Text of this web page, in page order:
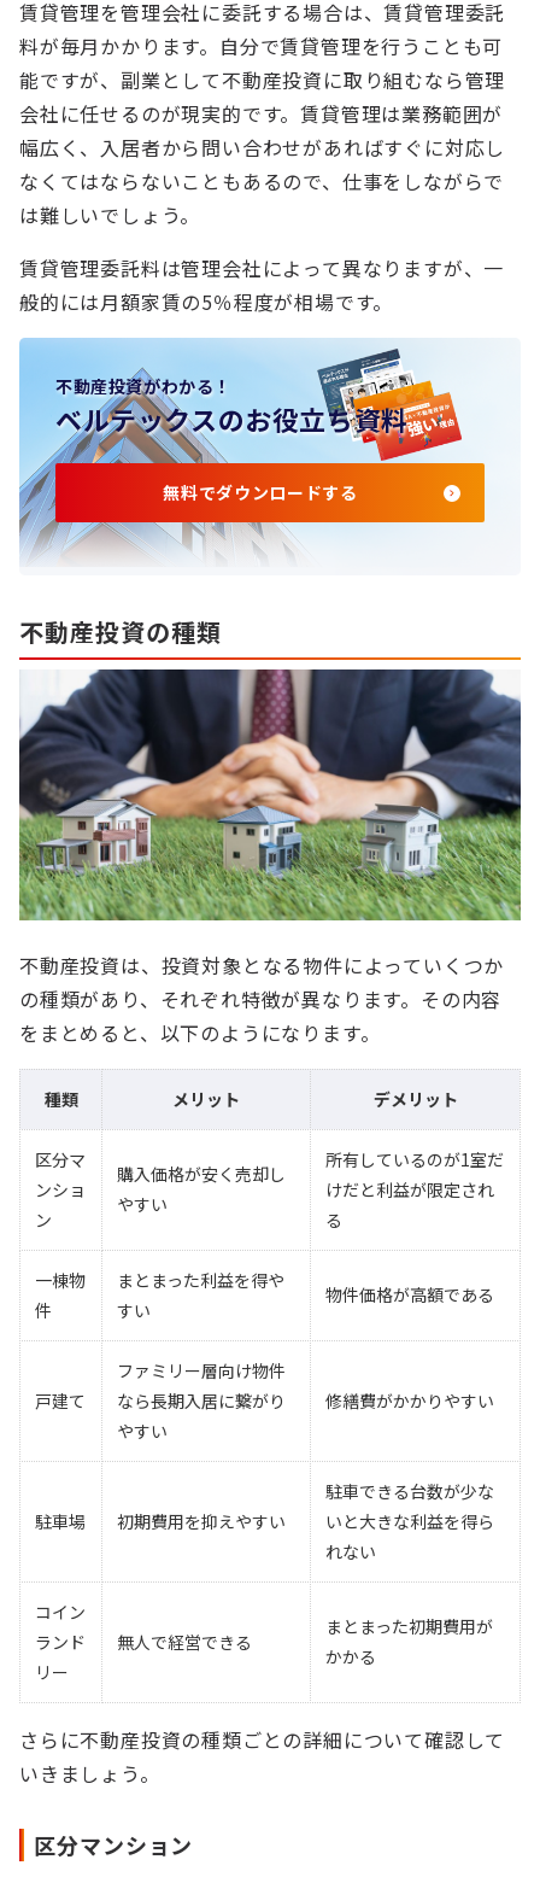
賃貸管理を管理会社に委託する場合は、賃貸管理委託
料が毎月かかります。自分で賃貸管理を行うことも可
能ですが、副業として不動産投資に取り組むなら管理
会社に任せるのが現実的です。賃貸管理は業務範囲が
幅広く、入居者から問い合わせがあればすぐに対応し
なくてはならないこともあるので、仕事をしながらで
は難しいでしょう。
賃貸管理委託料は管理会社によって異なりますが、一
般的には月額家賃の5％程度が相場です。
不動産投資がわかる！
ベルテックスのお役立ち資料
無料でダウンロードする
不動産投資の種類
不動産投資は、投資対象となる物件によっていくつか
の種類があり、それぞれ特徴が異なります。その内容
をまとめると、以下のようになります。
種類 メリット デメリット
区分マ
ンショ
ン
購入価格が安く売却し
やすい
所有しているのが1室だ
けだと利益が限定され
る
一棟物
件
まとまった利益を得や
すい
物件価格が高額である
戸建て
ファミリー層向け物件
なら長期入居に繋がり
やすい
修繕費がかかりやすい
駐車場 初期費用を抑えやすい
駐車できる台数が少な
いと大きな利益を得ら
れない
コイン
ランド
リー
無人で経営できる
まとまった初期費用が
かかる
さらに不動産投資の種類ごとの詳細について確認して
いきましょう。
区分マンション